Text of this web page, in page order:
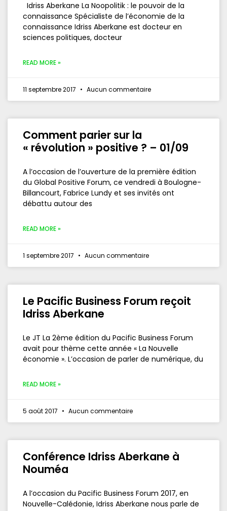
Idriss Aberkane La Noopolitik : le pouvoir de la
connaissance Spécialiste de l’économie de la
connaissance Idriss Aberkane est docteur en
sciences politiques, docteur
READ MORE »
11 septembre 2017 Aucun commentaire
Comment parier sur la
« révolution » positive ? – 01/09
A l’occasion de l’ouverture de la première édition
du Global Positive Forum, ce vendredi à Boulogne-
Billancourt, Fabrice Lundy et ses invités ont
débattu autour des
READ MORE »
1 septembre 2017 Aucun commentaire
Le Pacific Business Forum reçoit
Idriss Aberkane
Le JT La 2ème édition du Pacific Business Forum
avait pour thème cette année « La Nouvelle
économie ». L’occasion de parler de numérique, du
READ MORE »
5 août 2017 Aucun commentaire
Conférence Idriss Aberkane à
Nouméa
A l’occasion du Pacific Business Forum 2017, en
Nouvelle-Calédonie, Idriss Aberkane nous parle de